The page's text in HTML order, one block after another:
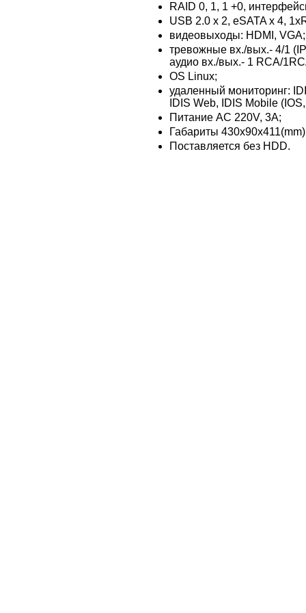
RAID 0, 1, 1 +0,
USB 2.0 x 2, eSATA x 4,
видеовыходы: HDMI, VGA;
тревожные вх./вых.- 4/1
аудио вх./вых.- 1 RCA/
OS Linux;
удаленный мониторинг:
IDIS Web, IDIS Mobile
Питание AC 220V, 3A;
Габариты
Поставляется без HDD.